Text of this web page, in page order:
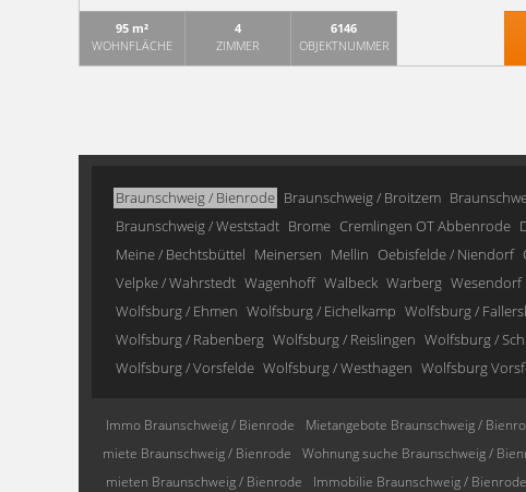
95 m²
WOHNFLÄCHE
4
ZIMMER
6146
OBJEKTNUMMER
Braunschweig / Bienrode Braunschweig / Broitzem
Braunschweig / Weststadt Brome Cremlingen OT Abbenrode
Meine / Bechtsbüttel Meinersen Mellin Oebisfelde / Niendorf
Velpke / Wahrstedt Wagenhoff Walbeck Warberg Wesendorf
Wolfsburg / Ehmen Wolfsburg / Eichelkamp Wolfsburg /
Wolfsburg / Rabenberg Wolfsburg / Reislingen Wolfsburg /
Wolfsburg / Vorsfelde Wolfsburg / Westhagen Wolfsburg
Immo Braunschweig / Bienrode Mietangebote Braunschweig /
miete Braunschweig / Bienrode
Wohnung suche Braunschweig /
mieten Braunschweig / Bienrode
Immobilie Braunschweig / Bienrode